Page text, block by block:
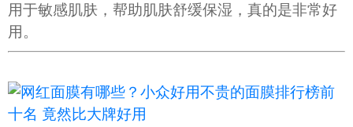
用于敏感肌肤，帮助肌肤舒缓保湿，真的是非常好
用。